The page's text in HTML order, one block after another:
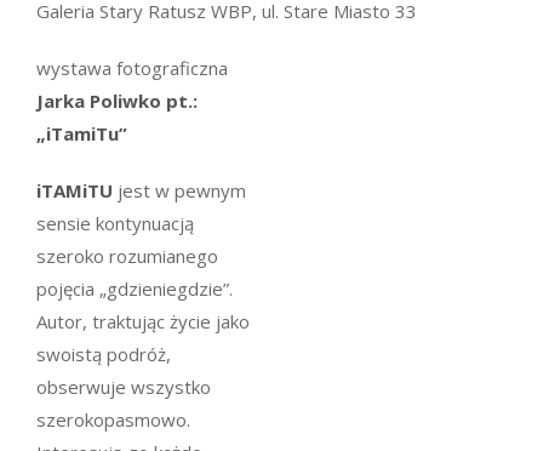
wystawa fotograficzna
Jarka Poliwko pt.:
„iTamiTu”
iTAMiTU jest w pewnym
sensie kontynuacją
szeroko rozumianego
pojęcia „gdzieniegdzie”.
Autor, traktując życie jako
swoistą podróż,
obserwuje wszystko
szerokopasmowo.
Galeria Stary Ratusz WBP, ul. Stare Miasto 33